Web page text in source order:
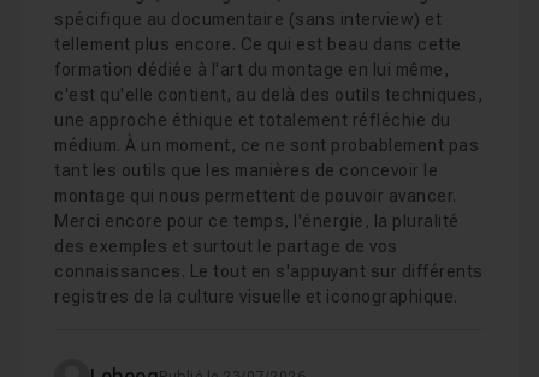
spécifique au documentaire (sans interview) et
tellement plus encore. Ce qui est beau dans cette
formation dédiée à l'art du montage en lui même,
c'est qu'elle contient, au delà des outils techniques,
une approche éthique et totalement réfléchie du
médium. À un moment, ce ne sont probablement pas
tant les outils que les manières de concevoir le
montage qui nous permettent de pouvoir avancer.
Merci encore pour ce temps, l'énergie, la pluralité
des exemples et surtout le partage de vos
connaissances. Le tout en s'appuyant sur différents
registres de la culture visuelle et iconographique.